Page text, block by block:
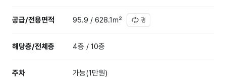
공급/전용면적 95.9 / 628.1㎡ 평
해당층/전체층 4층 / 10층
주차 가능(1만원)